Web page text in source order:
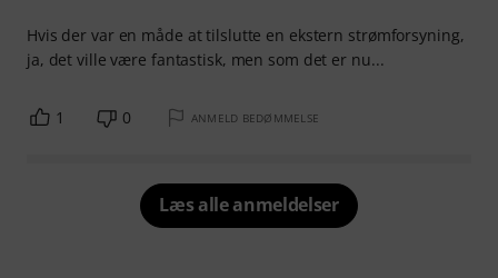
Hvis der var en måde at tilslutte en ekstern strømforsyning,
ja, det ville være fantastisk, men som det er nu...
1 0 ANMELD BEDØMMELSE
Læs alle anmeldelser